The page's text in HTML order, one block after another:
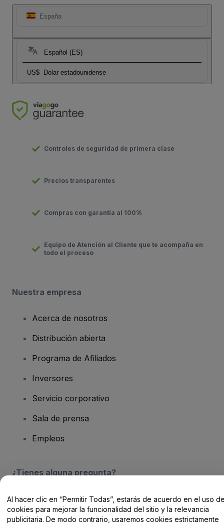
España
Español (ES)
US$ Dolar estadounidense
Controles de seguridad de primera clase
Precios transparentes
Compras con garantía al 100%
Equipo de Atención al Cliente que te acompaña en
todo el proceso
Nuestra empresa
Acerca de nosotros
Distribución abierta
Programa de Afiliados
Inversores
Servicio corporativo
Sala de prensa
Empleos
¿Tienes alguna pregunta?
Centro de Ayuda / Contacto
Al hacer clic en “Permitir Todas”, estarás de acuerdo en el uso
cookies para mejorar la funcionalidad del sitio y la relevancia
publicitaria. De modo contrario, usaremos cookies estrictamente